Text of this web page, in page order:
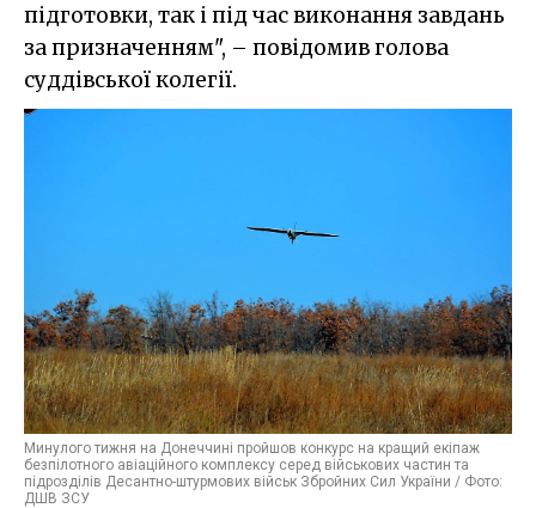
підготовки, так і під час виконання завдань
за призначенням", – повідомив голова
суддівської колегії.
Минулого тижня на Донеччині пройшов конкурс на кращий екіпаж
безпілотного авіаційного комплексу серед військових частин та
підрозділів Десантно-штурмових військ Збройних Сил України / Фото:
ДШВ ЗСУ